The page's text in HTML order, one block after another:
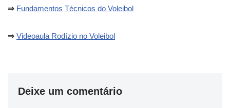
⇒ Fundamentos Técnicos do Voleibol
⇒ Videoaula Rodízio no Voleibol
Deixe um comentário